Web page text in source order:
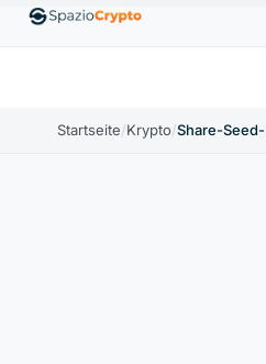
EthereumETH1.880,58 $
Startseite/Krypto/Share-